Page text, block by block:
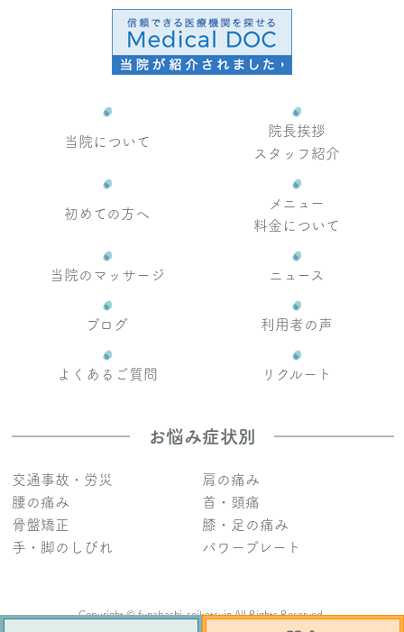
当院について
院長挨拶
スタッフ紹介
初めての方へ
メニュー
料金について
当院のマッサージ ニュース
ブログ 利用者の声
よくあるご質問 リクルート
お悩み症状別
交通事故・労災
肩の痛み
腰の痛み
首・頭痛
骨盤矯正
膝・足の痛み
手・脚のしびれ
パワープレート
Copyright © funabashi-seikotsuin All Rights Reserved.